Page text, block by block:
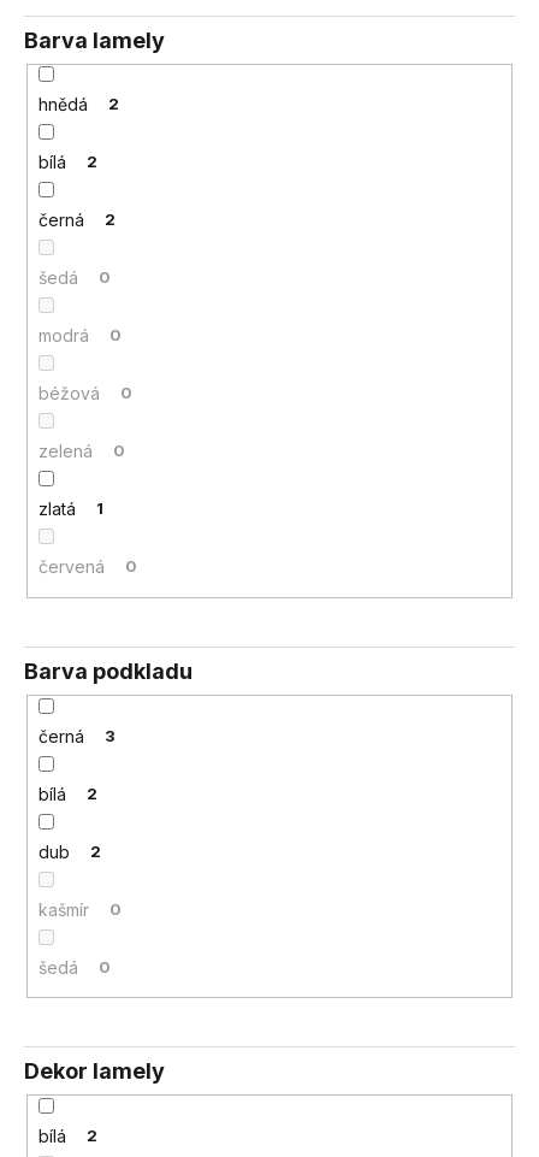
Barva lamely
hnědá 2
bílá 2
černá 2
šedá 0
modrá 0
béžová 0
zelená 0
zlatá 1
červená 0
Barva podkladu
černá 3
bílá 2
dub 2
kašmír 0
šedá 0
Dekor lamely
bílá 2
j
e
m